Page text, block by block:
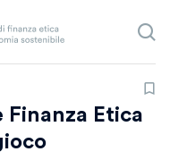
Etica